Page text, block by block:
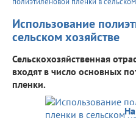
Использование
сельском хозяйстве
Сельскохозяйственная
входят в число основных
пленки.